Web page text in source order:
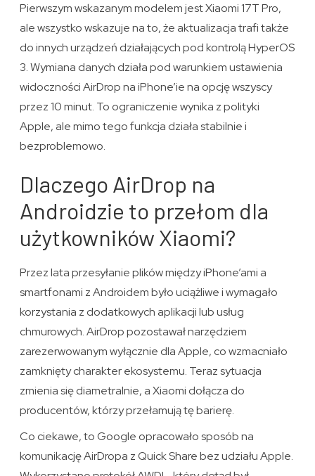
Pierwszym wskazanym modelem jest Xiaomi 17T Pro,
ale wszystko wskazuje na to, że aktualizacja trafi także
do innych urządzeń działających pod kontrolą HyperOS
3. Wymiana danych działa pod warunkiem ustawienia
widoczności AirDrop na iPhone’ie na opcję wszyscy
przez 10 minut. To ograniczenie wynika z polityki
Apple, ale mimo tego funkcja działa stabilnie i
bezproblemowo.
Dlaczego AirDrop na
Androidzie to przełom dla
użytkowników Xiaomi?
Przez lata przesyłanie plików między iPhone’ami a
smartfonami z Androidem było uciążliwe i wymagało
korzystania z dodatkowych aplikacji lub usług
chmurowych. AirDrop pozostawał narzędziem
zarezerwowanym wyłącznie dla Apple, co wzmacniało
zamknięty charakter ekosystemu. Teraz sytuacja
zmienia się diametralnie, a Xiaomi dołącza do
producentów, którzy przełamują tę barierę.
Co ciekawe, to Google opracowało sposób na
komunikację AirDropa z Quick Share bez udziału Apple.